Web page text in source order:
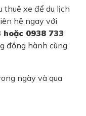
thuê xe để du lịch
hệ ngay với
hoặc 0938 733
đồng hành cùng
ngày và qua